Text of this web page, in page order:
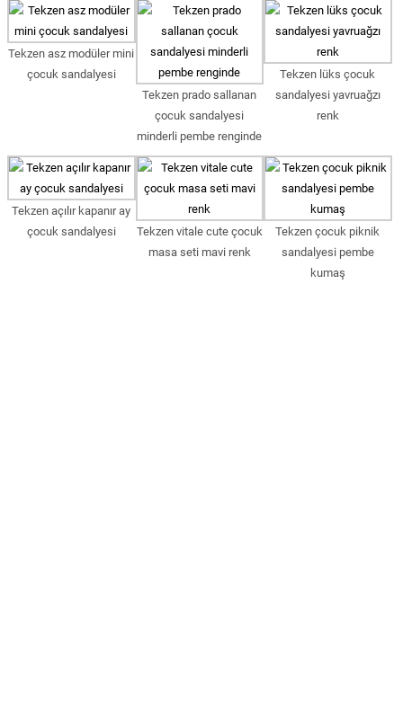
Tekzen asz modüler mini
çocuk sandalyesi
Tekzen prado sallanan
çocuk sandalyesi
minderli pembe renginde
Tekzen lüks çocuk
sandalyesi yavruağzı
renk
Tekzen açılır kapanır ay
çocuk sandalyesi
Tekzen vitale cute çocuk
masa seti mavi renk
Tekzen çocuk piknik
sandalyesi pembe
kumaş